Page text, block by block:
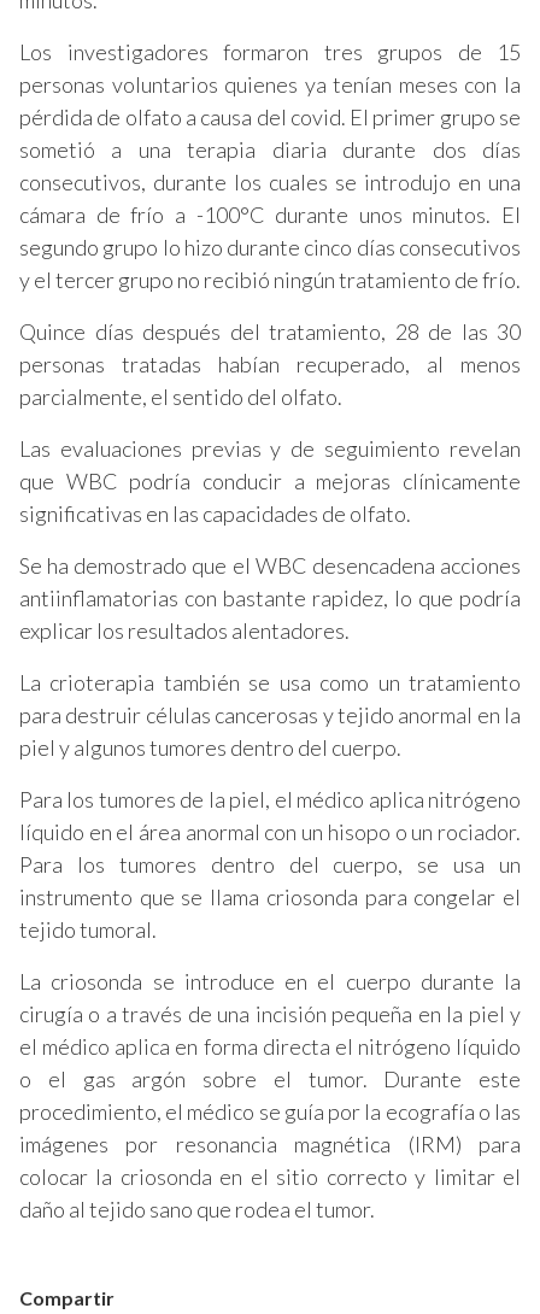
Los investigadores formaron tres grupos de 15
personas voluntarios quienes ya tenían meses con la
pérdida de olfato a causa del covid. El primer grupo se
sometió a una terapia diaria durante dos días
consecutivos, durante los cuales se introdujo en una
cámara de frío a -100°C durante unos minutos. El
segundo grupo lo hizo durante cinco días consecutivos
y el tercer grupo no recibió ningún tratamiento de frío.
Quince días después del tratamiento, 28 de las 30
personas tratadas habían recuperado, al menos
parcialmente, el sentido del olfato.
Las evaluaciones previas y de seguimiento revelan
que WBC podría conducir a mejoras clínicamente
significativas en las capacidades de olfato.
Se ha demostrado que el WBC desencadena acciones
antiinflamatorias con bastante rapidez, lo que podría
explicar los resultados alentadores.
La crioterapia también se usa como un tratamiento
para destruir células cancerosas y tejido anormal en la
piel y algunos tumores dentro del cuerpo.
Para los tumores de la piel, el médico aplica nitrógeno
líquido en el área anormal con un hisopo o un rociador.
Para los tumores dentro del cuerpo, se usa un
instrumento que se llama criosonda para congelar el
tejido tumoral.
La criosonda se introduce en el cuerpo durante la
cirugía o a través de una incisión pequeña en la piel y
el médico aplica en forma directa el nitrógeno líquido
o el gas argón sobre el tumor. Durante este
procedimiento, el médico se guía por la ecografía o las
imágenes por resonancia magnética (IRM) para
colocar la criosonda en el sitio correcto y limitar el
daño al tejido sano que rodea el tumor.
Compartir